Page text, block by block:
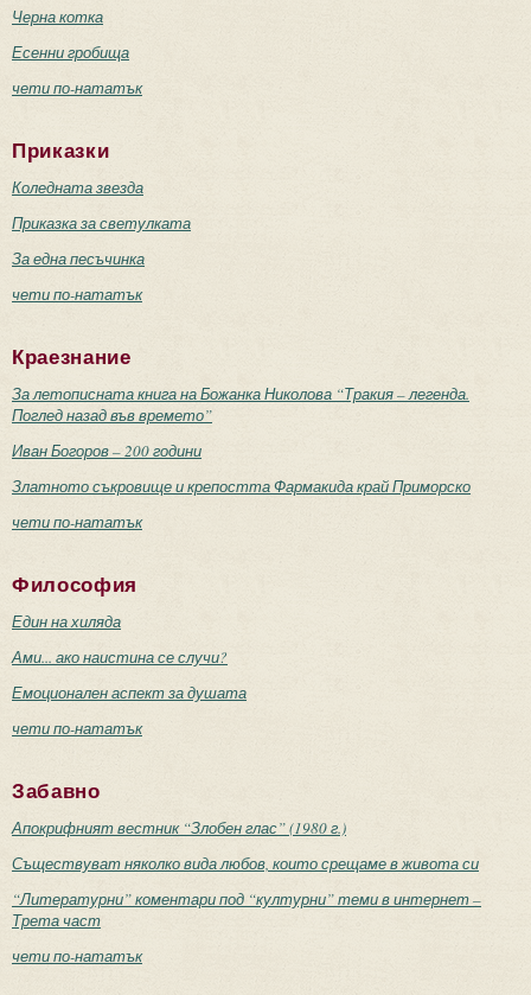
Черна котка
Есенни гробища
чети по-нататък
Приказки
Коледната звезда
Приказка за светулката
За една песъчинка
чети по-нататък
Краезнание
За летописната книга на Божанка Николова “Тракия – легенда.
Поглед назад във времето”
Иван Богоров – 200 години
Златното съкровище и крепостта Фармакида край Приморско
чети по-нататък
Философия
Един на хиляда
Ами... ако наистина се случи?
Емоционален аспект за душата
чети по-нататък
Забавно
Апокрифният вестник “Злобен глас” (1980 г.)
Съществуват няколко вида любов, които срещаме в живота си
“Литературни” коментари под “културни” теми в интернет –
Трета част
чети по-нататък